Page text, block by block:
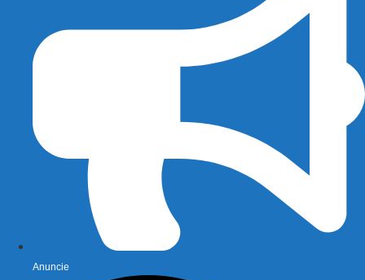
Anuncie